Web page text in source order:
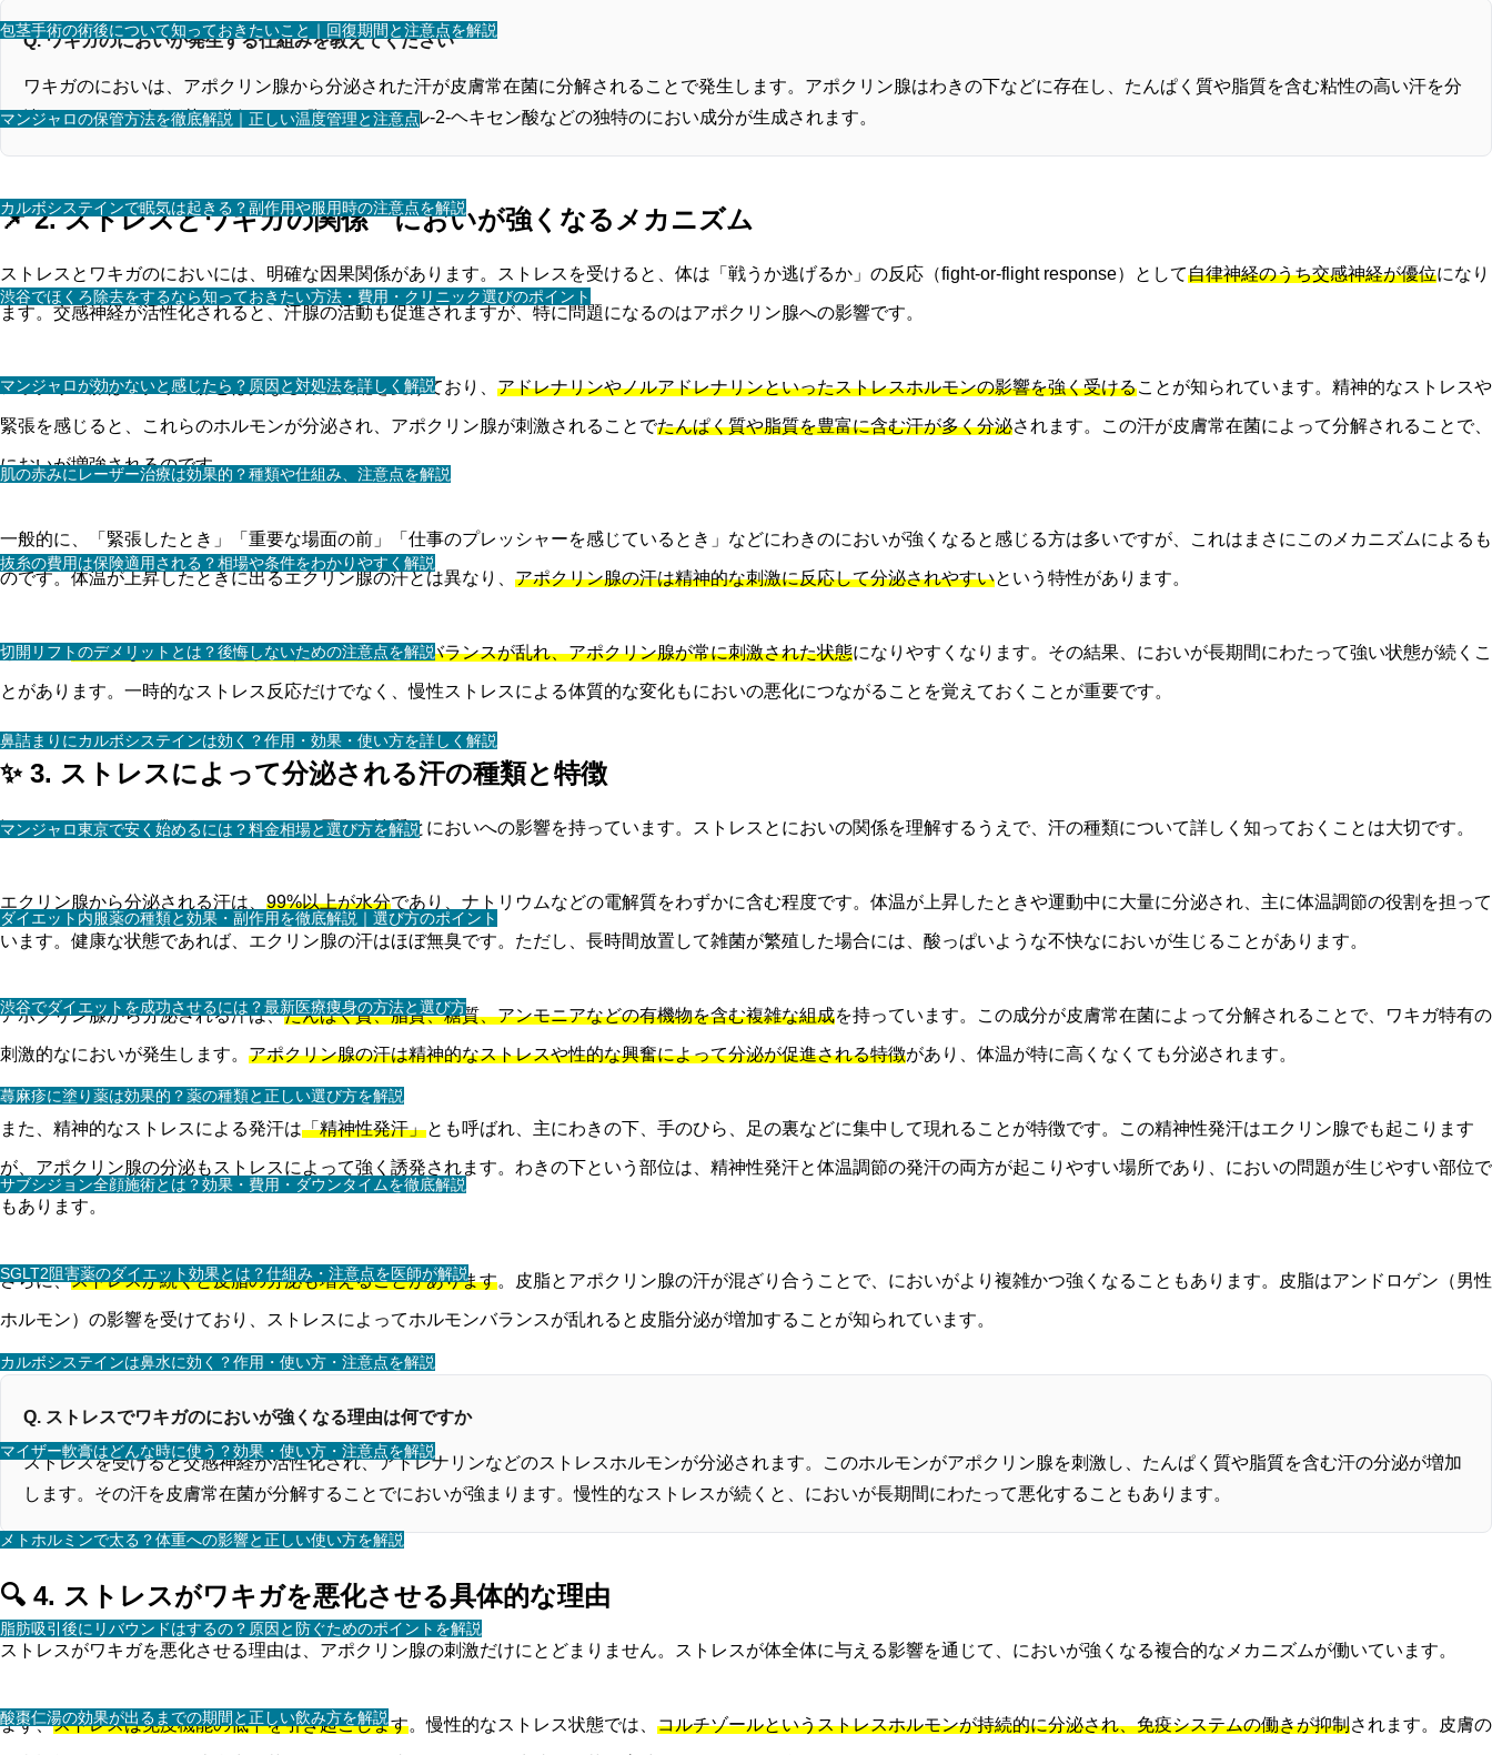
包茎手術の術後について知っておきたいこと｜回復期間と注意点を解説
マンジャロの保管方法を徹底解説｜正しい温度管理と注意点
カルボシステインで眠気は起きる？副作用や服用時の注意点を解説
渋谷でほくろ除去をするなら知っておきたい方法・費用・クリニック選びのポイント
マンジャロが効かないと感じたら？原因と対処法を詳しく解説
肌の赤みにレーザー治療は効果的？種類や仕組み、注意点を解説
抜糸の費用は保険適用される？相場や条件をわかりやすく解説
切開リフトのデメリットとは？後悔しないための注意点を解説
鼻詰まりにカルボシステインは効く？作用・効果・使い方を詳しく解説
マンジャロ東京で安く始めるには？料金相場と選び方を解説
ダイエット内服薬の種類と効果・副作用を徹底解説｜選び方のポイント
渋谷でダイエットを成功させるには？最新医療痩身の方法と選び方
蕁麻疹に塗り薬は効果的？薬の種類と正しい選び方を解説
サブシジョン全顔施術とは？効果・費用・ダウンタイムを徹底解説
SGLT2阻害薬のダイエット効果とは？仕組み・注意点を医師が解説
カルボシステインは鼻水に効く？作用・使い方・注意点を解説
マイザー軟膏はどんな時に使う？効果・使い方・注意点を解説
メトホルミンで太る？体重への影響と正しい使い方を解説
脂肪吸引後にリバウンドはするの？原因と防ぐためのポイントを解説
酸棗仁湯の効果が出るまでの期間と正しい飲み方を解説
Q. ワキガのにおいが発生する仕組みを教えてください
ワキガのにおいは、アポクリン腺から分泌された汗が皮膚常在菌に分解されることで発生します。アポクリン腺はわきの下などに存在し、たんぱく質や脂質を含む粘性の高い汗を分
泌します。この汗が菌に分解される際に、3-メチル-2-ヘキセン酸などの独特のにおい成分が生成されます。
📌 2. ストレスとワキガの関係 においが強くなるメカニズム
ストレスとワキガのにおいには、明確な因果関係があります。ストレスを受けると、体は「戦うか逃げるか」の反応（fight-or-flight response）として自律神経のうち交感神経が優位になり
ます。交感神経が活性化されると、汗腺の活動も促進されますが、特に問題になるのはアポクリン腺への影響です。
アポクリン腺はエクリン腺とは異なる神経支配を受けており、 アドレナリンやノルアドレナリンといったストレスホルモンの影響を強く受けることが知られています。精神的なストレスや
緊張を感じると、これらのホルモンが分泌され、アポクリン腺が刺激されることでたんぱく質や脂質を豊富に含む汗が多く分泌されます。この汗が皮膚常在菌によって分解されることで、
においが増強されるのです。
一般的に、「緊張したとき」「重要な場面の前」「仕事のプレッシャーを感じているとき」などにわきのにおいが強くなると感じる方は多いですが、これはまさにこのメカニズムによるも
のです。体温が上昇したときに出るエクリン腺の汗とは異なり、 アポクリン腺の汗は精神的な刺激に反応して分泌されやすいという特性があります。
さらに、慢性的なストレス状態が続くと、自律神経のバランスが乱れ、アポクリン腺が常に刺激された状態になりやすくなります。その結果、においが長期間にわたって強い状態が続くこ
とがあります。一時的なストレス反応だけでなく、慢性ストレスによる体質的な変化もにおいの悪化につながることを覚えておくことが重要です。
✨ 3. ストレスによって分泌される汗の種類と特徴
汗にはいくつかの種類があり、それぞれ異なる性質とにおいへの影響を持っています。ストレスとにおいの関係を理解するうえで、汗の種類について詳しく知っておくことは大切です。
エクリン腺から分泌される汗は、 99%以上が水分であり、ナトリウムなどの電解質をわずかに含む程度です。体温が上昇したときや運動中に大量に分泌され、主に体温調節の役割を担って
います。健康な状態であれば、エクリン腺の汗はほぼ無臭です。ただし、長時間放置して雑菌が繁殖した場合には、酸っぱいような不快なにおいが生じることがあります。
アポクリン腺から分泌される汗は、たんぱく質、脂質、糖質、アンモニアなどの有機物を含む複雑な組成を持っています。この成分が皮膚常在菌によって分解されることで、ワキガ特有の
刺激的なにおいが発生します。 アポクリン腺の汗は精神的なストレスや性的な興奮によって分泌が促進される特徴があり、体温が特に高くなくても分泌されます。
また、精神的なストレスによる発汗は「精神性発汗」とも呼ばれ、主にわきの下、手のひら、足の裏などに集中して現れることが特徴です。この精神性発汗はエクリン腺でも起こります
が、アポクリン腺の分泌もストレスによって強く誘発されます。わきの下という部位は、精神性発汗と体温調節の発汗の両方が起こりやすい場所であり、においの問題が生じやすい部位で
もあります。
さらに、ストレスが続くと皮脂の分泌も増えることがあります。皮脂とアポクリン腺の汗が混ざり合うことで、においがより複雑かつ強くなることもあります。皮脂はアンドロゲン（男性
ホルモン）の影響を受けており、ストレスによってホルモンバランスが乱れると皮脂分泌が増加することが知られています。
Q. ストレスでワキガのにおいが強くなる理由は何ですか
ストレスを受けると交感神経が活性化され、アドレナリンなどのストレスホルモンが分泌されます。このホルモンがアポクリン腺を刺激し、たんぱく質や脂質を含む汗の分泌が増加
します。その汗を皮膚常在菌が分解することでにおいが強まります。慢性的なストレスが続くと、においが長期間にわたって悪化することもあります。
🔍 4. ストレスがワキガを悪化させる具体的な理由
ストレスがワキガを悪化させる理由は、アポクリン腺の刺激だけにとどまりません。ストレスが体全体に与える影響を通じて、においが強くなる複合的なメカニズムが働いています。
まず、ストレスは免疫機能の低下を引き起こします。慢性的なストレス状態では、 コルチゾールというストレスホルモンが持続的に分泌され、免疫システムの働きが抑制されます。皮膚の